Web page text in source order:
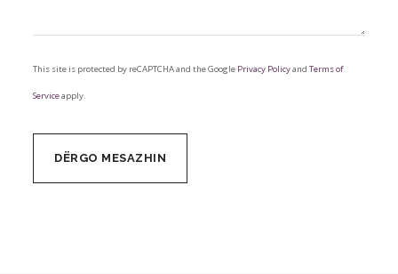
This site is protected by reCAPTCHA and the Google Privacy PolicyandTerms of
Serviceapply.